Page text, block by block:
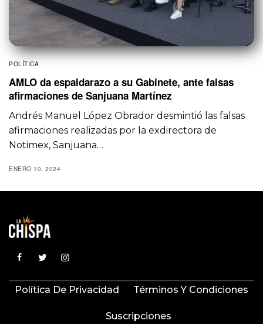
POLÍTICA
AMLO da espaldarazo a su Gabinete, ante falsas
afirmaciones de Sanjuana Martínez
Andrés Manuel López Obrador desmintió las falsas
afirmaciones realizadas por la exdirectora de
Notimex, Sanjuana…
ENERO 10, 2024
Política De Privacidad Términos Y Condiciones
Suscripciones